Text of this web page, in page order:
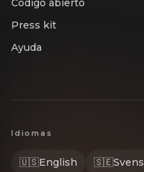
Código abierto
Press kit
Ayuda
Idiomas
🇺🇸English 🇸🇪